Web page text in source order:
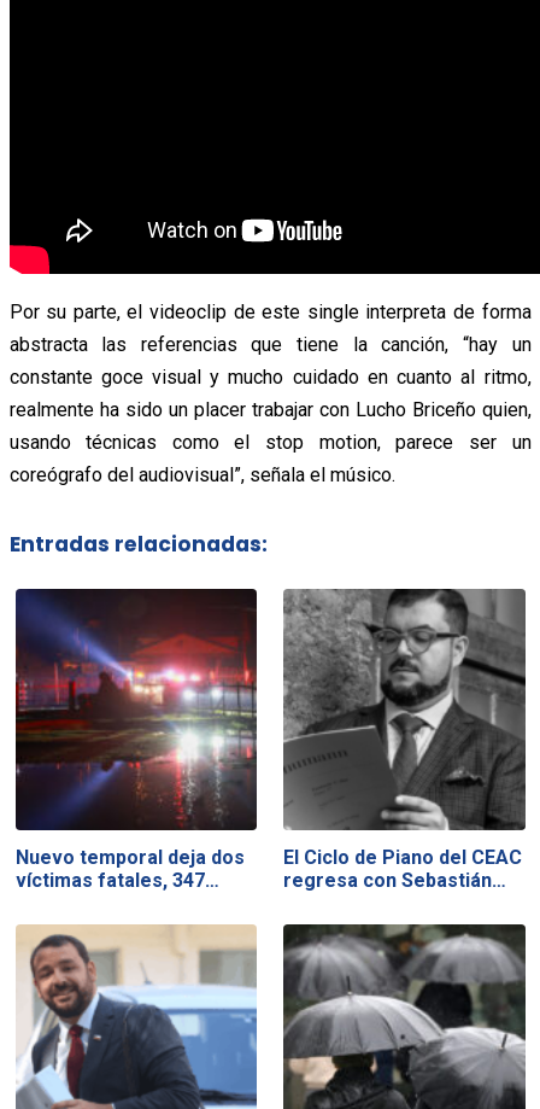
Por su parte, el videoclip de este single interpreta de forma
abstracta las referencias que tiene la canción, “hay un
constante goce visual y mucho cuidado en cuanto al ritmo,
realmente ha sido un placer trabajar con Lucho Briceño quien,
usando técnicas como el stop motion, parece ser un
coreógrafo del audiovisual”, señala el músico.
Entradas relacionadas:
Nuevo temporal deja dos
víctimas fatales, 347…
El Ciclo de Piano del CEAC
regresa con Sebastián…